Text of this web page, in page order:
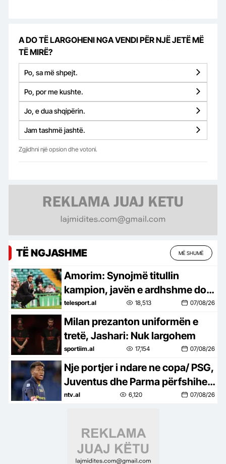
A DO TË LARGOHENI NGA VENDI PËR NJË JETË MË
TË MIRË?
Po, sa më shpejt.
Po, por me kushte.
Jo, e dua shqipërin.
Jam tashmë jashtë.
Zgjidhni një opsion dhe votoni.
TË NGJASHME MË SHUMË
Amorim: Synojmë titullin
kampion, javën e ardhshme do
të marr vendime të rëndësishme
telesport.al 18,513 07/08/26
Milan prezanton uniformën e
tretë, Jashari: Nuk largohem
sportiim.al 17,154 07/08/26
Nje portjer i ndare ne copa/ PSG,
Juventus dhe Parma përfshihen
në një marrëveshje trepalëshe
ntv.al 6,120 07/08/26